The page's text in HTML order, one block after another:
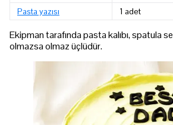
Pasta yazısı
1 adet
Ekipman tarafında pasta kalıbı, spatula
olmazsa olmaz üçlüdür.